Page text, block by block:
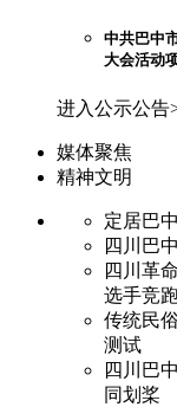
中共巴中
大会活动
进入公示公告
媒体聚焦
精神文明
定居巴
四川巴
四川革
选手竞
传统民
测试
四川巴
同划桨